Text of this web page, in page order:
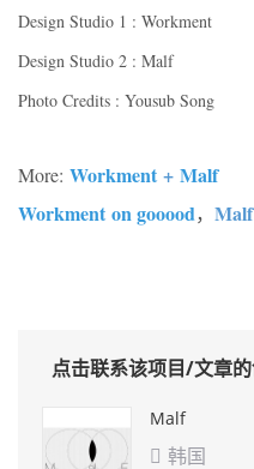
Design Studio 1 : Workment
Design Studio 2 : Malf
Photo Credits : Yousub Song
More: Workment + Malf
Workment on gooood，
点击联系该项目/文章
Malf
 韩国